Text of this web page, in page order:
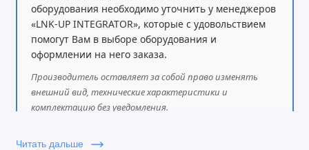
оборудования необходимо уточнить у менеджеров
«LNK-UP INTEGRATOR», которые с удовольствием
помогут Вам в выборе оборудования и
оформлении на него заказа.
Производитель оставляет за собой право изменять
внешний вид, технические характеристики и
комплектацию без уведомления.
Читать дальше